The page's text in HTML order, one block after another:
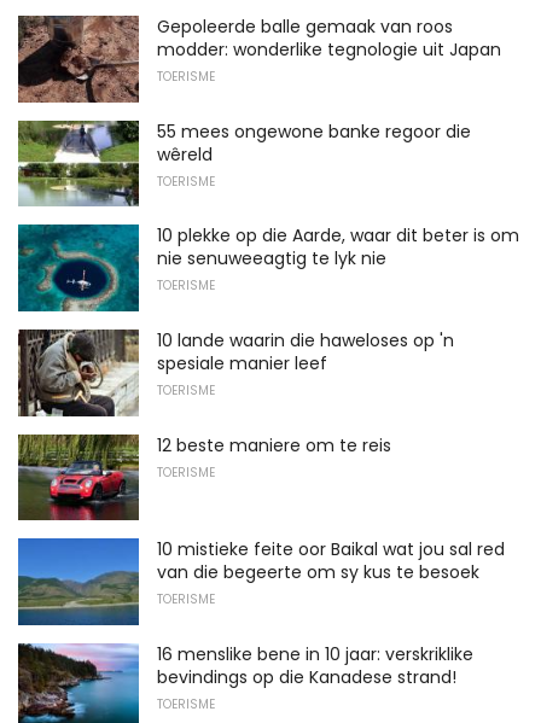
Gepoleerde balle gemaak van roos
modder: wonderlike tegnologie uit Japan
TOERISME
55 mees ongewone banke regoor die
wêreld
TOERISME
10 plekke op die Aarde, waar dit beter is om
nie senuweeagtig te lyk nie
TOERISME
10 lande waarin die haweloses op 'n
spesiale manier leef
TOERISME
12 beste maniere om te reis
TOERISME
10 mistieke feite oor Baikal wat jou sal red
van die begeerte om sy kus te besoek
TOERISME
16 menslike bene in 10 jaar: verskriklike
bevindings op die Kanadese strand!
TOERISME